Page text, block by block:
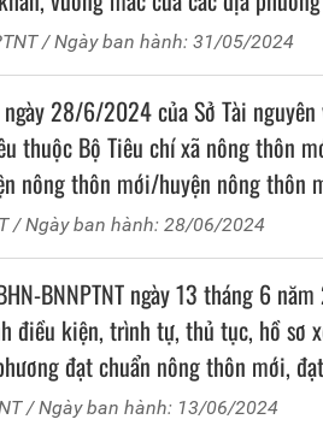
/ Ngày ban hành: 31/05/2024
ngày 28/6/2024 của Sở Tài
thuộc Bộ Tiêu chí xã nông thôn
nông thôn mới/huyện nông thôn
Tài nguyên và Môi trường.
/ Ngày ban hành: 28/06/2024
BNNPTNT ngày 13 tháng 6
điều kiện, trình tự, thủ tục, hồ sơ
đạt chuẩn nông thôn mới,
và hoàn thành nhiệm vụ xây
/ Ngày ban hành: 13/06/2024